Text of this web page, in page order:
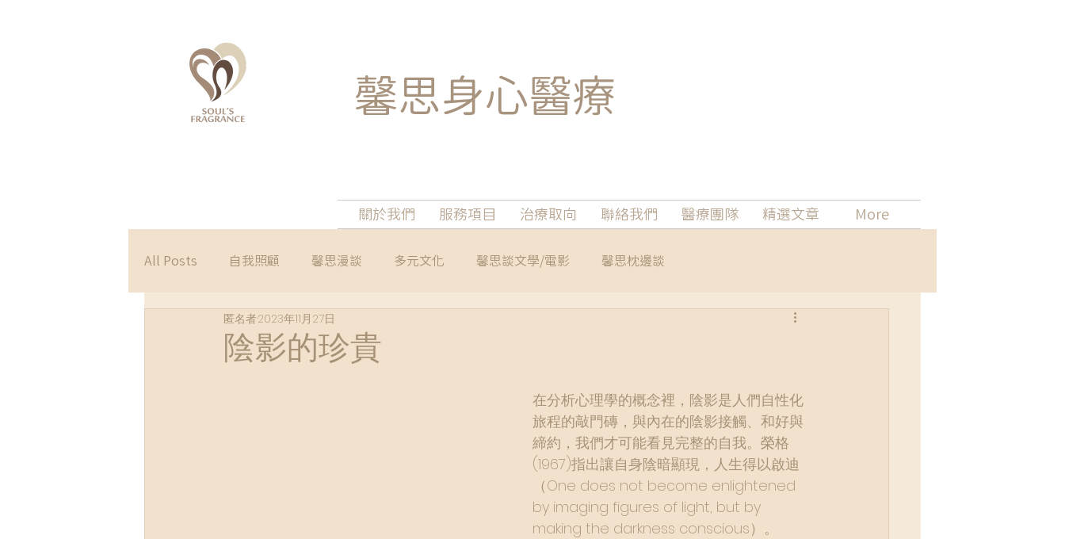
馨思身心醫療
關於我們 服務項目 治療取向 聯絡我們 醫療團隊 精選文章 More
All Posts 自我照顧 馨思漫談 多元文化 馨思談文學/電影 馨思枕邊談
陰影的珍貴
匿名者2023年11月27日
在分析心理學的概念裡，陰影是人們自性化
旅程的敲門磚，與內在的陰影接觸、和好與
締約，我們才可能看見完整的自我。榮格
(1967)指出讓自身陰暗顯現，人生得以啟迪
（One does not become enlightened
by imaging figures of light, but by
making the darkness conscious）。